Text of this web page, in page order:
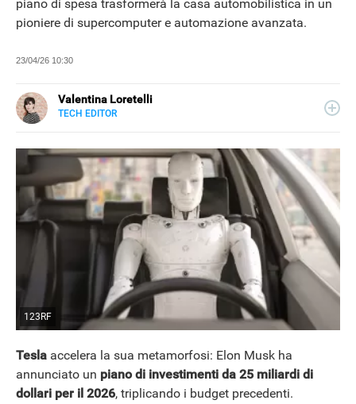
piano di spesa trasformerà la casa automobilistica in un
pioniere di supercomputer e automazione avanzata.
23/04/26 10:30
Valentina Loretelli
TECH EDITOR
SITO
Tecnologia si occupa della sezione Scienza Pop. La sua
passione più grande? La fotografia.
123RF
Tesla accelera la sua metamorfosi: Elon Musk ha
annunciato un piano di investimenti da 25 miliardi di
dollari per il 2026, triplicando i budget precedenti.